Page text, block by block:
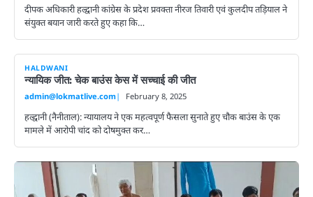
दीपक अधिकारी हल्द्वानी कांग्रेस के प्रदेश प्रवक्ता नीरज तिवारी एवं कुलदीप तड़ियाल ने
संयुक्त बयान जारी करते हुए कहा कि…
HALDWANI
न्यायिक जीत: चेक बाउंस केस में सच्चाई की जीत
admin@lokmatlive.com February 8, 2025
हल्द्वानी (नैनीताल): न्यायालय ने एक महत्वपूर्ण फैसला सुनाते हुए चौक बाउंस के एक
मामले में आरोपी चांद को दोषमुक्त कर…